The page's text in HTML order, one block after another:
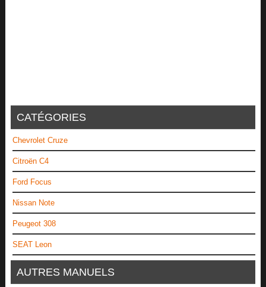
CATÉGORIES
Chevrolet Cruze
Citroën C4
Ford Focus
Nissan Note
Peugeot 308
SEAT Leon
AUTRES MANUELS